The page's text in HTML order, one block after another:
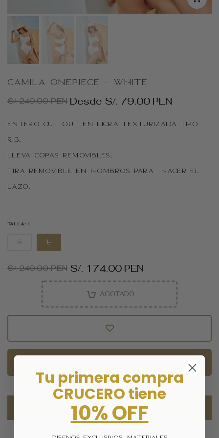
Camila Onepiece - White
S/. 249.00 PEN Desde S/. 79.00 PEN
Entero Cut out en licra texturizada tipo
rib.
Lleva copas removibles.
Tira removible en hombros para hacer el
lazo.
TALLA: L
S L
S/. 249.00 PEN S/. 174.00 PEN
AGOTADO
COMPRAR POR WHATSAPP
Tu primera compra
CRUCERO tiene
10% OFF